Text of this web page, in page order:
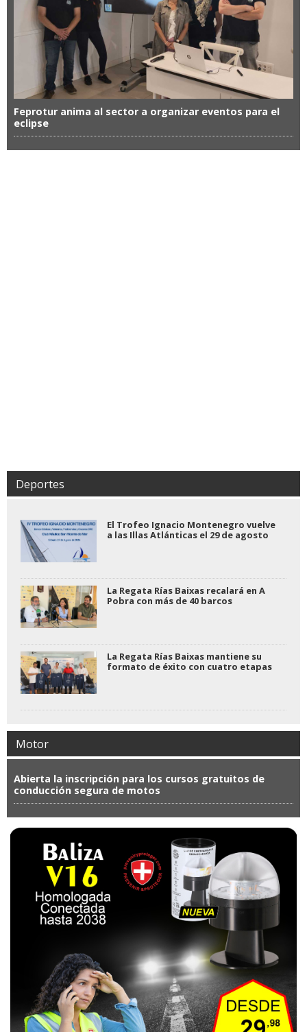
Feprotur anima al sector a organizar eventos para el
eclipse
Deportes
El Trofeo Ignacio Montenegro vuelve
a las Illas Atlánticas el 29 de agosto
La Regata Rías Baixas recalará en A
Pobra con más de 40 barcos
La Regata Rías Baixas mantiene su
formato de éxito con cuatro etapas
Motor
Abierta la inscripción para los cursos gratuitos de
conducción segura de motos